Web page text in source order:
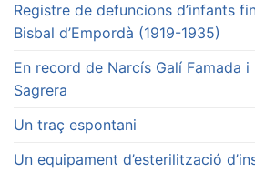
Registre de defuncions d’infants
Bisbal d’Empordà (1919-1935)
En record de Narcís Galí Famada i
Sagrera
Un traç espontani
Un equipament d’esterilització